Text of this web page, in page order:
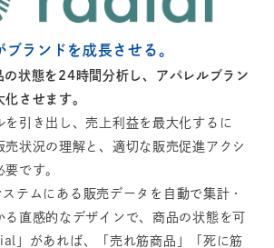
ランドを成長させる。
の状態を24時間分析し、アパレルブラン
化させます。
を引き出し、売上利益を最大化するに
売状況の理解と、適切な販売促進アクシ
です。
テムにある販売データを自動で集計・
直感的なデザインで、商品の状態を可
」があれば、「売れ筋商品」「死に筋